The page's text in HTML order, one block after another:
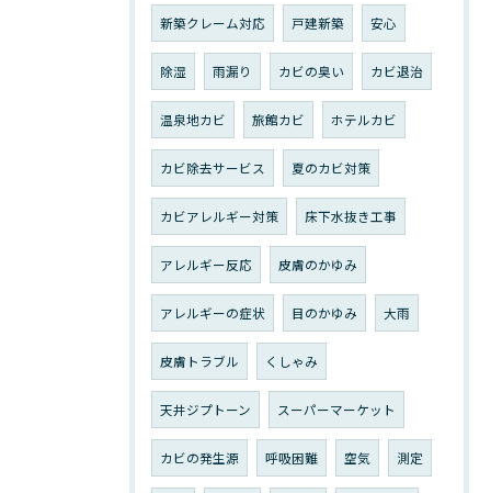
新築クレーム対応 戸建新築 安心
除湿 雨漏り カビの臭い カビ退治
温泉地カビ 旅館カビ ホテルカビ
カビ除去サービス 夏のカビ対策
カビアレルギー対策 床下水抜き工事
アレルギー反応 皮膚のかゆみ
アレルギーの症状 目のかゆみ 大雨
皮膚トラブル くしゃみ
天井ジプトーン スーパーマーケット
カビの発生源 呼吸困難 空気 測定